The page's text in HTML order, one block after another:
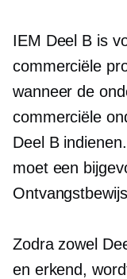
IEM Deel B is
commerciële
wanneer de
commerciële
Deel B
moet een
Zodra zowel
en erkend,